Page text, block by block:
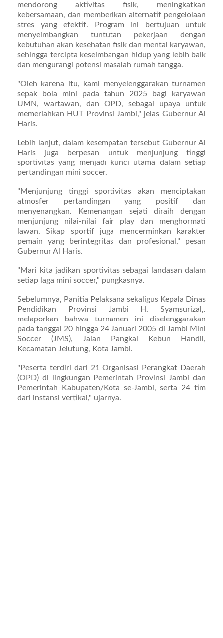
mendorong aktivitas fisik, meningkatkan
kebersamaan, dan memberikan alternatif pengelolaan
stres yang efektif. Program ini bertujuan untuk
menyeimbangkan tuntutan pekerjaan dengan
kebutuhan akan kesehatan fisik dan mental karyawan,
sehingga tercipta keseimbangan hidup yang lebih baik
dan mengurangi potensi masalah rumah tangga.
"Oleh karena itu, kami menyelenggarakan turnamen
sepak bola mini pada tahun 2025 bagi karyawan
UMN, wartawan, dan OPD, sebagai upaya untuk
memeriahkan HUT Provinsi Jambi," jelas Gubernur Al
Haris.
Lebih lanjut, dalam kesempatan tersebut Gubernur Al
Haris juga berpesan untuk menjunjung tinggi
sportivitas yang menjadi kunci utama dalam setiap
pertandingan mini soccer.
"Menjunjung tinggi sportivitas akan menciptakan
atmosfer pertandingan yang positif dan
menyenangkan. Kemenangan sejati diraih dengan
menjunjung nilai-nilai fair play dan menghormati
lawan. Sikap sportif juga mencerminkan karakter
pemain yang berintegritas dan profesional," pesan
Gubernur Al Haris.
"Mari kita jadikan sportivitas sebagai landasan dalam
setiap laga mini soccer," pungkasnya.
Sebelumnya, Panitia Pelaksana sekaligus Kepala Dinas
Pendidikan Provinsi Jambi H. Syamsurizal,.
melaporkan bahwa turnamen ini diselenggarakan
pada tanggal 20 hingga 24 Januari 2005 di Jambi Mini
Soccer (JMS), Jalan Pangkal Kebun Handil,
Kecamatan Jelutung, Kota Jambi.
"Peserta terdiri dari 21 Organisasi Perangkat Daerah
(OPD) di lingkungan Pemerintah Provinsi Jambi dan
Pemerintah Kabupaten/Kota se-Jambi, serta 24 tim
dari instansi vertikal," ujarnya.